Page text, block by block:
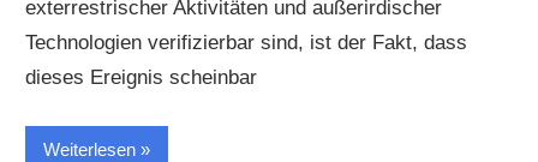
exterrestrischer Aktivitäten und außerirdischer
Technologien verifizierbar sind, ist der Fakt, dass
dieses Ereignis scheinbar
Weiterlesen